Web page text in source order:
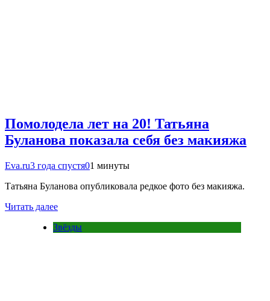
Помолодела лет на 20! Татьяна
Буланова показала себя без макияжа
Eva.ru3 года спустя01 минуты
Татьяна Буланова опубликовала редкое фото без макияжа.
Читать далее
Звёзды